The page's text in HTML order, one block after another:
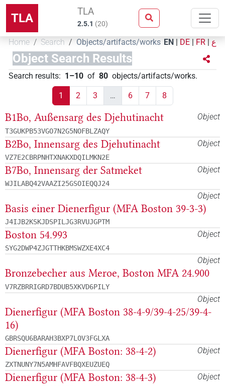
TLA TLA
2.5.1 (20)
Home Search Objects/artifacts/works EN | DE | FR | ع
Object Search Results
Search results: 1–10 of 80 objects/artifacts/works.
1 2 3 … 6 7 8
Object
B1Bo, Außensarg des Djehutinacht
T3GUKPB53VGO7N2G5NOFBLZAQY
Object
B2Bo, Innensarg des Djehutinacht
VZ7E2CBRPNHTXNAKXDQILMKN2E
Object
B7Bo, Innensarg der Satmeket
WJILABQ42VAAZI25GSOIEQQJ24
Object
Basis einer Dienerfigur (MFA Boston 39-3-3)
J4IJB2KSKJDSPILJG3RVUJGPTM
Object
Boston 54.993
SYG2DWP4ZJGTTHKBMSWZXE4XC4
Object
Bronzebecher aus Meroe, Boston MFA 24.900
V7RZBRRIGRD7BDUB5XKVD6PILY
Object
Dienerfigur (MFA Boston 38-4-9/39-4-25/39-4-
16)
GBRSQU6BARAH3BXP7LOV3FGLXA
Object
Dienerfigur (MFA Boston: 38-4-2)
ZXTNUNY7N5AMHFAVFBQXEUZUEQ
Object
Dienerfigur (MFA Boston: 38-4-3)